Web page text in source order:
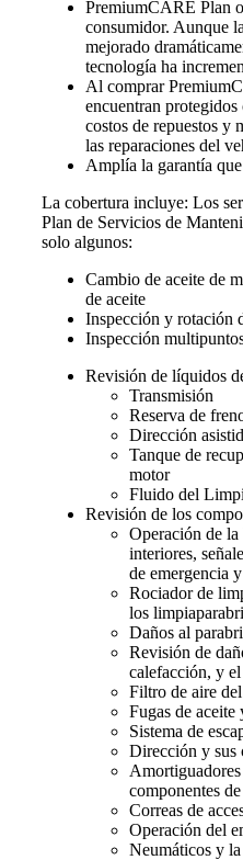
PremiumCARE Plan
consumidor. Aunque
mejorado
tecnología ha
Al comprar
encuentran
costos de repuestos y
las reparaciones del
Amplía la garantía
La cobertura incluye: Los
Plan de Servicios de
solo algunos:
Cambio de aceite de
de aceite
Inspección y rotación
Inspección
Revisión de líquidos
Transmisión
Reserva de
Dirección
Tanque de
motor
Fluido del
Revisión de los
Operación de la
interiores,
de emergencia
Rociador de
los
Daños al
Revisión de
calefacción, y
Filtro de aire
Fugas de
Sistema de
Dirección y sus
componentes
Correas de
Operación del
Neumáticos y